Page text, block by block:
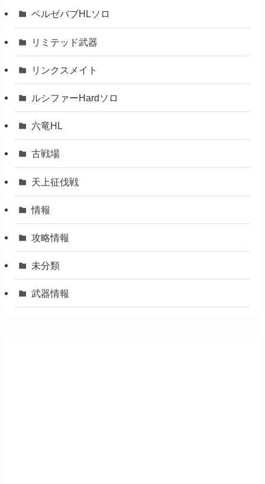
ベルゼバブHLソロ
リミテッド武器
リンクスメイト
ルシファーHardソロ
六竜HL
古戦場
天上征伐戦
情報
攻略情報
未分類
武器情報